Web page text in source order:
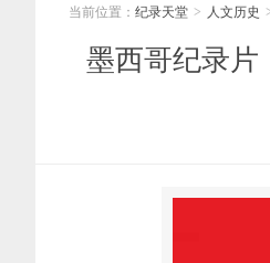
当前位置： 纪录天堂 > 人文历史
墨西哥纪录片